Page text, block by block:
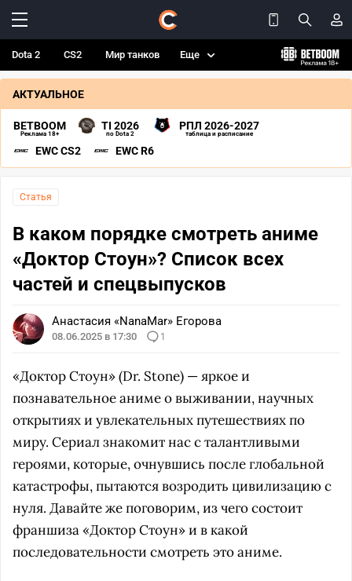
Dota 2 CS2 Мир танков Еще
АКТУАЛЬНОЕ
BETBOOM
Реклама 18+
TI 2026
по Dota 2
РПЛ 2026-2027
таблица и расписание
EWC CS2 EWC R6
Статья
В каком порядке смотреть аниме
«Доктор Стоун»? Список всех
частей и спецвыпусков
Анастасия «NanaMar» Егорова
08.06.2025 в 17:30 1
«Доктор Стоун» (Dr. Stone) — яркое и
познавательное аниме о выживании, научных
открытиях и увлекательных путешествиях по
миру. Сериал знакомит нас с талантливыми
героями, которые, очнувшись после глобальной
катастрофы, пытаются возродить цивилизацию с
нуля. Давайте же поговорим, из чего состоит
франшиза «Доктор Стоун» и в какой
последовательности смотреть это аниме.